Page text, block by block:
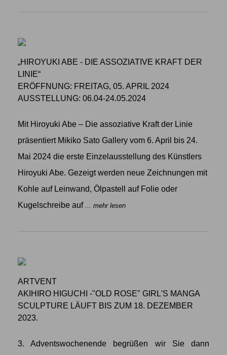
„HIROYUKI ABE - DIE ASSOZIATIVE KRAFT DER
LINIE“
ERÖFFNUNG: FREITAG, 05. APRIL 2024
AUSSTELLUNG: 06.04-24.05.2024
Mit Hiroyuki Abe – Die assoziative Kraft der Linie
präsentiert Mikiko Sato Gallery vom 6. April bis 24.
Mai 2024 die erste Einzelausstellung des Künstlers
Hiroyuki Abe. Gezeigt werden neue Zeichnungen mit
Kohle auf Leinwand, Ölpastell auf Folie oder
Kugelschreibe auf
... mehr lesen
ARTVENT
AKIHIRO HIGUCHI -"OLD ROSE" GIRL'S MANGA
SCULPTURE LÄUFT BIS ZUM 18. DEZEMBER
2023.
3. Adventswochenende begrüßen wir Sie dann